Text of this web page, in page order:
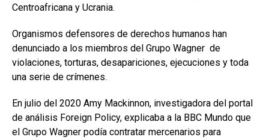
Centroafricana y Ucrania.
Organismos defensores de derechos humanos han
denunciado a los miembros del Grupo Wagner de
violaciones, torturas, desapariciones, ejecuciones y toda
una serie de crímenes.
En julio del 2020 Amy Mackinnon, investigadora del portal
de análisis Foreign Policy, explicaba a la BBC Mundo que
el Grupo Wagner podía contratar mercenarios para